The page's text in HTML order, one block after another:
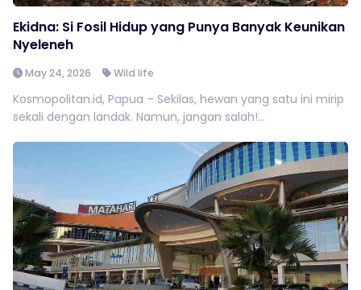
Ekidna: Si Fosil Hidup yang Punya Banyak Keunikan
Nyeleneh
May 24, 2026 Wild life
Kosmopolitan.id, Papua – Sekilas, hewan yang satu ini mirip
sekali dengan landak. Namun, jangan salah!...